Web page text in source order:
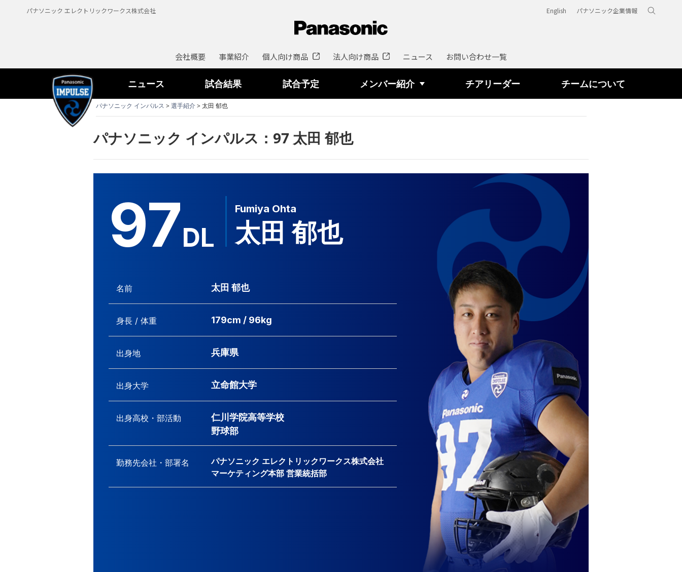
パナソニック エレクトリックワークス株式会社
会社概要 事業紹介 個人向け商品 法人向け商品 ニュース お問い合わせ一覧
English パナソニック企業情報
ニュース 試合結果 試合予定 メンバー紹介 チアリーダー チームについて
パナソニック インパルス >選手紹介> 太田 郁也
パナソニック インパルス：97 太田 郁也
97DL
Fumiya Ohta
太田 郁也
名前 太田 郁也
身長 / 体重 179cm / 96kg
出身地 兵庫県
出身大学 立命館大学
出身高校・ 部活動
仁川学院高等学校
野球部
勤務先会社・ 部署名
パナソニック エレクトリックワークス株式会社
マーケティング本部 営業統括部